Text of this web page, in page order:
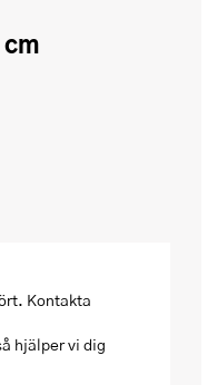
Kontakta
hjälper vi dig